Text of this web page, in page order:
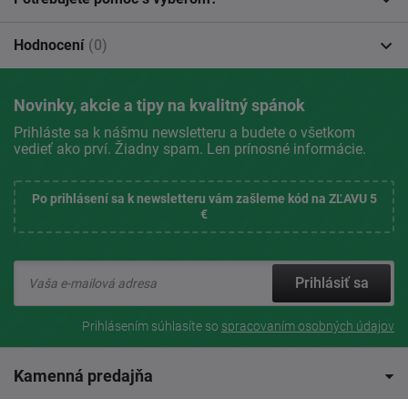
Hodnocení (0)
Novinky, akcie a tipy na kvalitný spánok
Prihláste sa k nášmu newsletteru a budete o všetkom
vedieť ako prví. Žiadny spam. Len prínosné informácie.
Po prihlásení sa k newsletteru vám zašleme kód na ZĽAVU 5
€
Prihlásiť sa
Prihlásením súhlasíte so spracovaním osobných údajov
Kamenná predajňa